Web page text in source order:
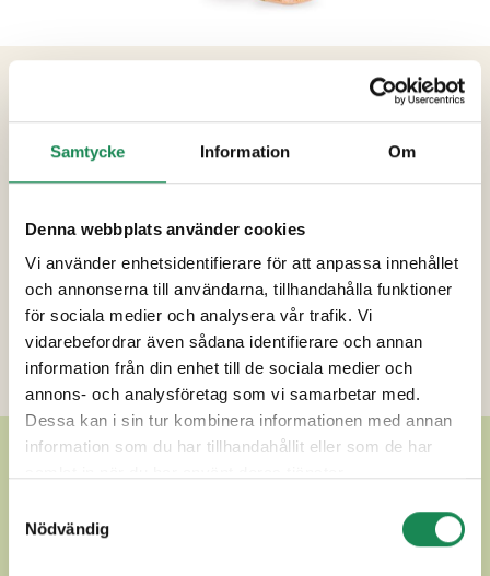
Samtycke Information Om
Denna webbplats använder cookies
Vi använder enhetsidentifierare för att anpassa innehållet
och annonserna till användarna, tillhandahålla funktioner
för sociala medier och analysera vår trafik. Vi
vidarebefordrar även sådana identifierare och annan
information från din enhet till de sociala medier och
annons- och analysföretag som vi samarbetar med.
Dessa kan i sin tur kombinera informationen med annan
information som du har tillhandahållit eller som de har
Nödvändig
Ingredienser
Förpackningsstorlekar
Specialdieter
Näringsinnehåll
Ytterligare uppgifter
ANDRA LÄCKRA ANDRA